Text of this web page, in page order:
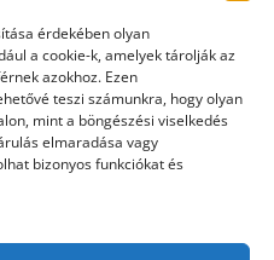
érdekében olyan
a cookie-k, amelyek tárolják az
azokhoz. Ezen
teszi számunkra, hogy olyan
mint a böngészési viselkedés
elmaradása vagy
bizonyos funkciókat és